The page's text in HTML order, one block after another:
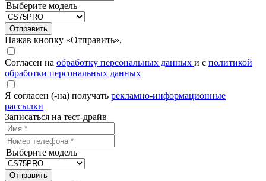
Выберите модель
Отправить
Нажав кнопку «Отправить»,
Согласен на обработку персональных данных и с политикой
обработки персональных данных
Я согласен (-на) получать рекламно-информационные
рассылки
Записаться на тест-драйв
Выберите модель
Отправить